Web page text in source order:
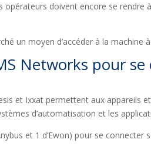
doivent encore se rendre
un moyen d’accéder à la machine
Networks pour se
et Ixxat permettent aux appareils
d’automatisation et les
et 1 d’Ewon) pour se connecter